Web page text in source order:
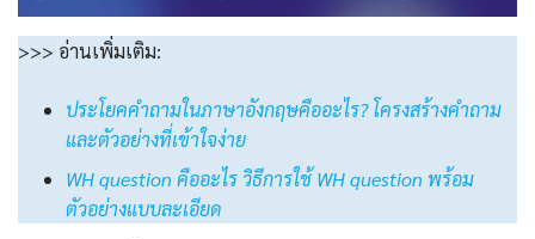
>>> อ่านเพิ่มเติม:
ประโยคคำถามในภาษาอังกฤษคืออะไร? โครงสร้างคำถาม
และตัวอย่างที่เข้าใจง่าย
WH question คืออะไร วิธีการใช้ WH question พร้อม
ตัวอย่างแบบละเอียด